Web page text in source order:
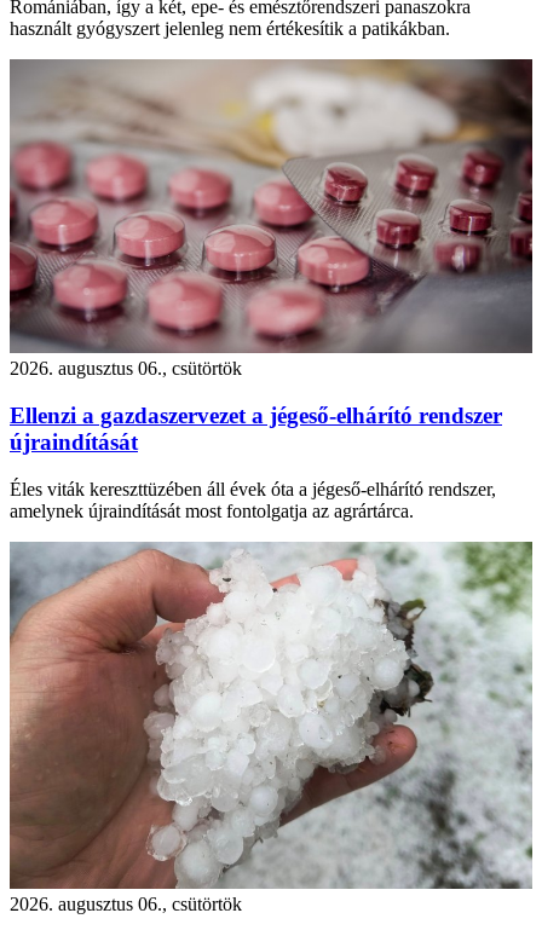
Romániában, így a két, epe- és emésztőrendszeri panaszokra
használt gyógyszert jelenleg nem értékesítik a patikákban.
2026. augusztus 06., csütörtök
Ellenzi a gazdaszervezet a jégeső-elhárító rendszer
újraindítását
Éles viták kereszttüzében áll évek óta a jégeső-elhárító rendszer,
amelynek újraindítását most fontolgatja az agrártárca.
2026. augusztus 06., csütörtök